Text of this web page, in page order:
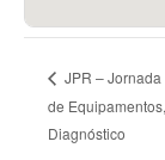
JPR –
de
Diagnóstico